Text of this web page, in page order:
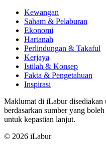
Kewangan
Saham & Pelaburan
Ekonomi
Hartanah
Perlindungan & Takaful
Kerjaya
Istilah & Konsep
Fakta & Pengetahuan
Inspirasi
Maklumat di iLabur
berdasarkan sumber yang
untuk kepastian lanjut.
© 2026 iLabur